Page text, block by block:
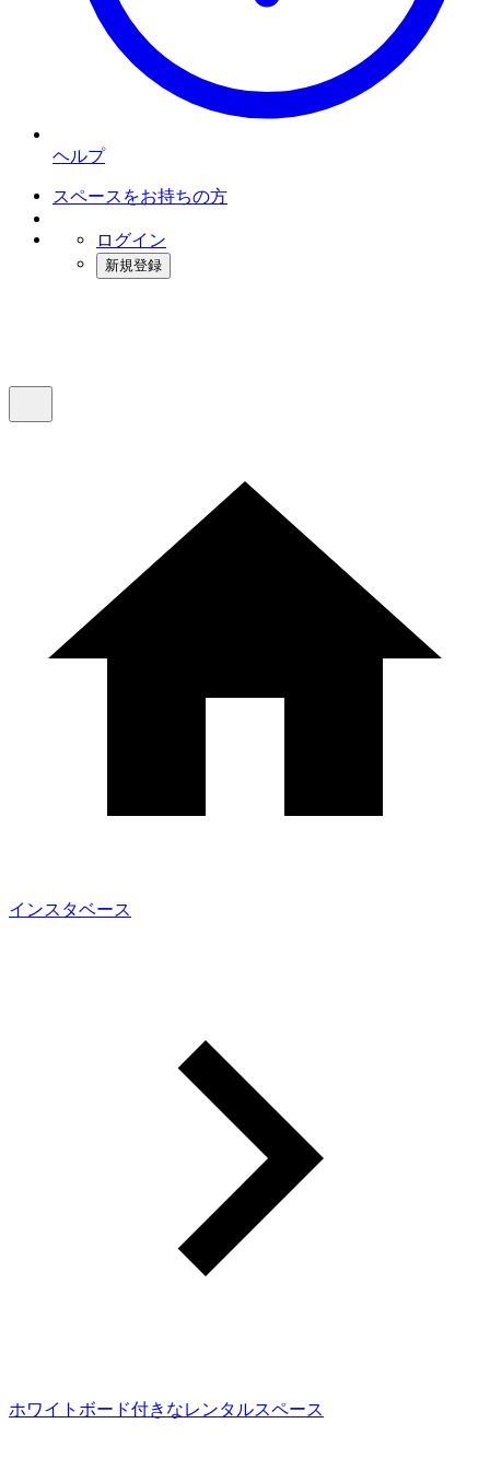
ヘルプ
スペースをお持ちの方
ログイン
新規登録
インスタベース
ホワイトボード付きなレンタルスペース